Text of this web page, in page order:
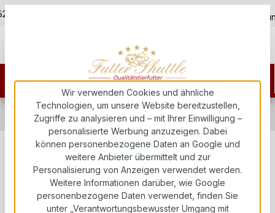
Zum Hauptinhalt springen über 5.000+ zufriedene
Hundefutter
Hundeleckerli & Nahrungsergänzung
Nahrungsergänzung für Hunde
Canina® CANIZECK PLUS
Tabletten – Natürliche
Zeckenabwehr mit Cistus incanus
Wir verwenden Cookies und ähnliche
Technologien, um unsere Website bereitzustellen,
Zugriffe zu analysieren und – mit Ihrer Einwilligung –
personalisierte Werbung anzuzeigen. Dabei
können personenbezogene Daten an Google und
weitere Anbieter übermittelt und zur
Personalisierung von Anzeigen verwendet werden.
Weitere Informationen darüber, wie Google
personenbezogene Daten verwendet, finden Sie
unter „Verantwortungsbewusster Umgang mit